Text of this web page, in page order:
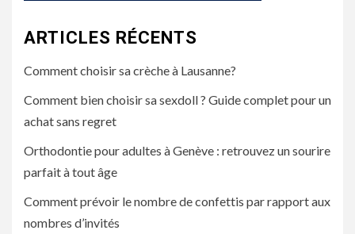
ARTICLES RÉCENTS
Comment choisir sa crèche à Lausanne?
Comment bien choisir sa sexdoll ? Guide complet pour un
achat sans regret
Orthodontie pour adultes à Genève : retrouvez un sourire
parfait à tout âge
Comment prévoir le nombre de confettis par rapport aux
nombres d’invités